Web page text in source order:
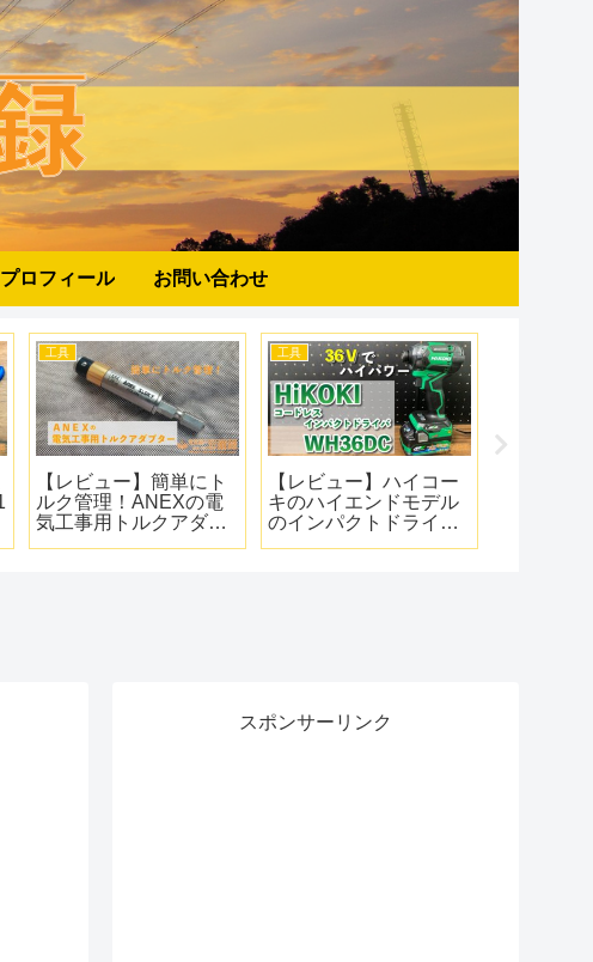
プロフィール お問い合わせ
計測器
【疑問】知ってた？絶
縁抵抗抵抗計のライン
側とアース側の極性が
照明
【レビュー】GENTOS
最強のヘッドライト！
GENTOSのGH-100RG
スポンサーリンク